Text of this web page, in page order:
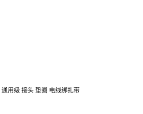
用级 接头 垫圈 电线绑扎带